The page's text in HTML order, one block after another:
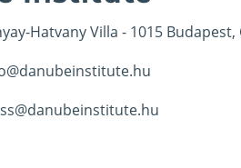
Hatvany Villa - 1015 Budapest,